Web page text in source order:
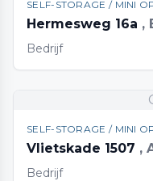
SELF-STORAGE / MINI
Hermesweg 16a ,
Bedrijf
SELF-STORAGE / MINI
Vlietskade 1507 ,
Bedrijf